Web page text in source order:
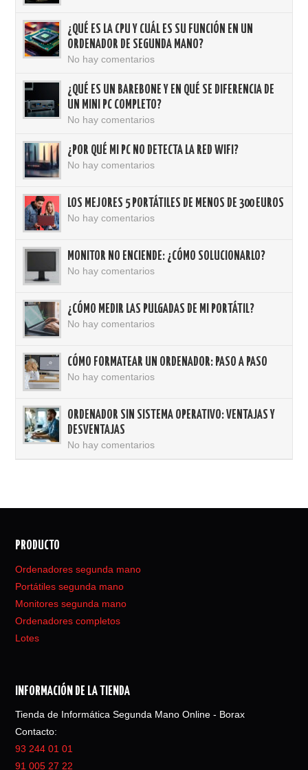
¿QUÉ ES LA CPU Y CUÁL ES SU FUNCIÓN EN UN
ORDENADOR DE SEGUNDA MANO?
No hay comentarios
¿QUÉ ES UN BAREBONE Y EN QUÉ SE DIFERENCIA DE
UN MINI PC COMPLETO?
No hay comentarios
¿POR QUÉ MI PC NO DETECTA LA RED WIFI?
No hay comentarios
LOS MEJORES 5 PORTÁTILES DE MENOS DE 300 EUROS
No hay comentarios
MONITOR NO ENCIENDE: ¿CÓMO SOLUCIONARLO?
No hay comentarios
¿CÓMO MEDIR LAS PULGADAS DE MI PORTÁTIL?
No hay comentarios
CÓMO FORMATEAR UN ORDENADOR: PASO A PASO
No hay comentarios
ORDENADOR SIN SISTEMA OPERATIVO: VENTAJAS Y
DESVENTAJAS
No hay comentarios
PRODUCTO
Ordenadores segunda mano
Portátiles segunda mano
Monitores segunda mano
Ordenadores completos
Lotes
INFORMACIÓN DE LA TIENDA
Tienda de Informática Segunda Mano Online - Borax
Contacto:
93 244 01 01
91 005 27 22